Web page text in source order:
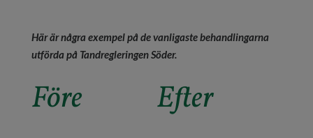
Här är några exempel på de vanligaste behandlingarna
utförda på Tandregleringen Söder.
Före Efter